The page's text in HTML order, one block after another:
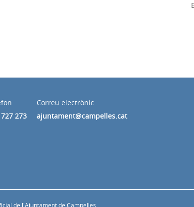
273
Correu electrònic
ajuntament@campelles.cat